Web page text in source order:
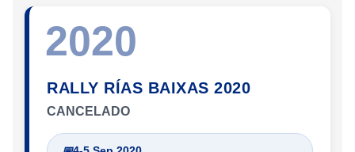
2020
RALLY RÍAS BAIXAS 2020
CANCELADO